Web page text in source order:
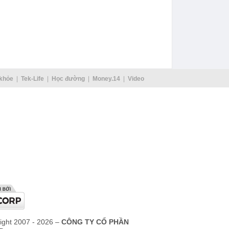
xinh
đi du
Tek-Life Học đường Money.14 Video
2007 - 2026 – CÔNG TY CỔ PHẦN